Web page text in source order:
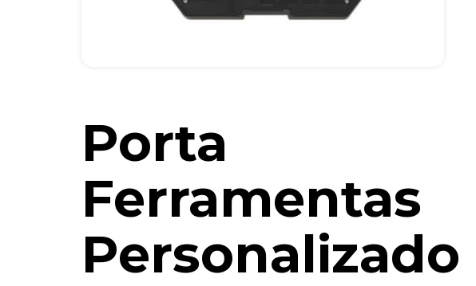
Porta
Ferramentas
Personalizado